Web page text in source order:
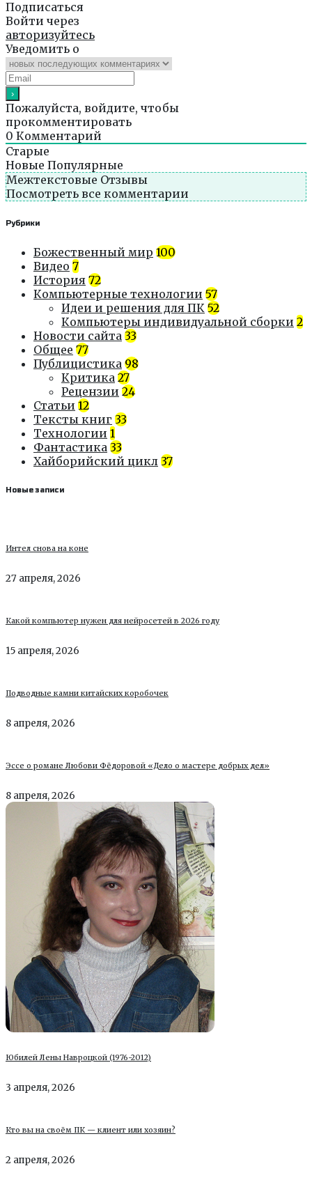
Подписаться
Войти через
авторизуйтесь
Уведомить о
Пожалуйста, войдите, чтобы
прокомментировать
0 Комментарий
Старые
Новые Популярные
Межтекстовые Отзывы
Посмотреть все комментарии
Рубрики
Божественный мир 100
Видео 7
История 72
Компьютерные технологии 57
Идеи и решения для ПК 52
Компьютеры индивидуальной сборки 2
Новости сайта 33
Общее 77
Публицистика 98
Критика 27
Рецензии 24
Статьи 12
Тексты книг 33
Технологии 1
Фантастика 33
Хайборийский цикл 37
Новые записи
Интел снова на коне
27 апреля, 2026
Какой компьютер нужен для нейросетей в 2026 году
15 апреля, 2026
Подводные камни китайских коробочек
8 апреля, 2026
Эссе о романе Любови Фёдоровой «Дело о мастере добрых дел»
8 апреля, 2026
Юбилей Лены Навроцкой (1976-2012)
3 апреля, 2026
Кто вы на своём ПК — клиент или хозяин?
2 апреля, 2026